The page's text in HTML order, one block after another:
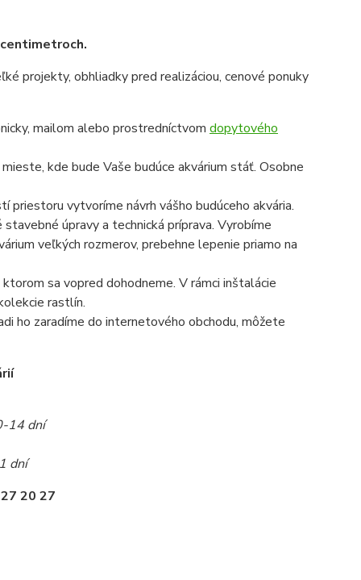
projekty, obhliadky pred realizáciou, cenové ponuky
mailom alebo prostredníctvom dopytového
kde bude Vaše budúce akvárium stáť. Osobne
priestoru vytvoríme návrh vášho budúceho akvária.
úpravy a technická príprava. Vyrobíme
veľkých rozmerov, prebehne lepenie priamo na
sa vopred dohodneme. V rámci inštalácie
rastlín.
ho zaradíme do internetového obchodu, môžete
14 dní
dní
20 27